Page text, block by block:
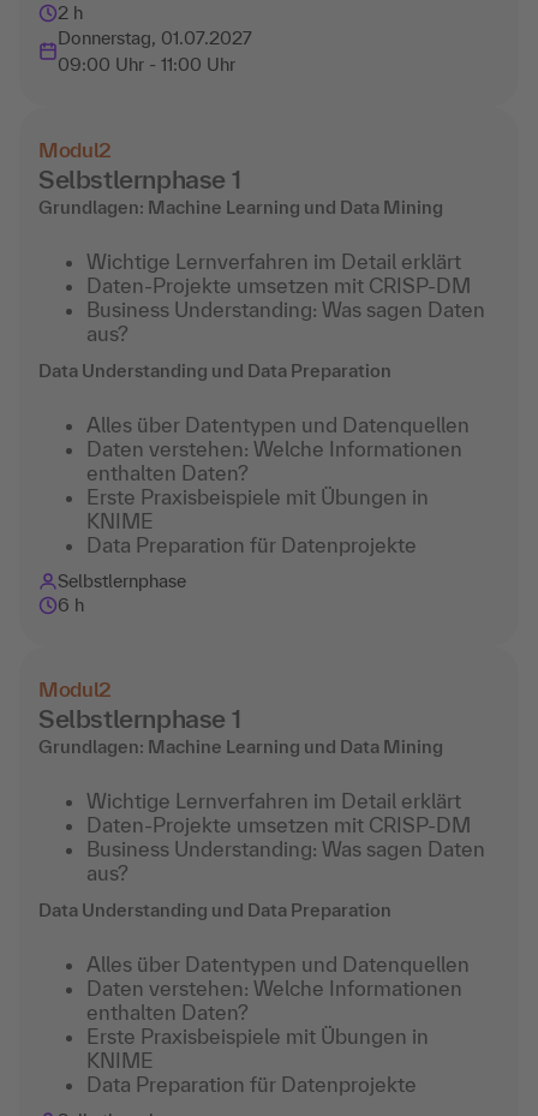
2 h
Donnerstag, 01.07.2027
09:00 Uhr - 11:00 Uhr
Modul2
Selbstlernphase 1
Grundlagen: Machine Learning und Data Mining
Wichtige Lernverfahren im Detail erklärt
Daten-Projekte umsetzen mit CRISP-DM
Business Understanding: Was sagen Daten
aus?
Data Understanding und Data Preparation
Alles über Datentypen und Datenquellen
Daten verstehen: Welche Informationen
enthalten Daten?
Erste Praxisbeispiele mit Übungen in
KNIME
Data Preparation für Datenprojekte
Selbstlernphase
6 h
Modul2
Selbstlernphase 1
Grundlagen: Machine Learning und Data Mining
Wichtige Lernverfahren im Detail erklärt
Daten-Projekte umsetzen mit CRISP-DM
Business Understanding: Was sagen Daten
aus?
Data Understanding und Data Preparation
Alles über Datentypen und Datenquellen
Daten verstehen: Welche Informationen
enthalten Daten?
Erste Praxisbeispiele mit Übungen in
KNIME
Data Preparation für Datenprojekte